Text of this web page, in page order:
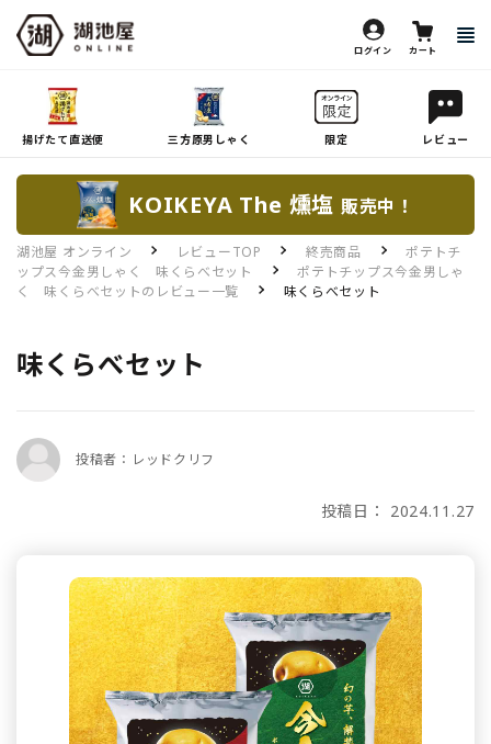
ログイン カート
揚げたて直送便 三方原男しゃく 限定 レビュー
KOIKEYA The 燻塩 販売中！
湖池屋 オンライン レビューTOP 終売商品
ポテトチ
ップス今金男しゃく 味くらべセット
ポテトチップス今金男しゃ
く 味くらべセットのレビュー一覧
味くらべセット
味くらべセット
投稿者：レッドクリフ
投稿日： 2024.11.27